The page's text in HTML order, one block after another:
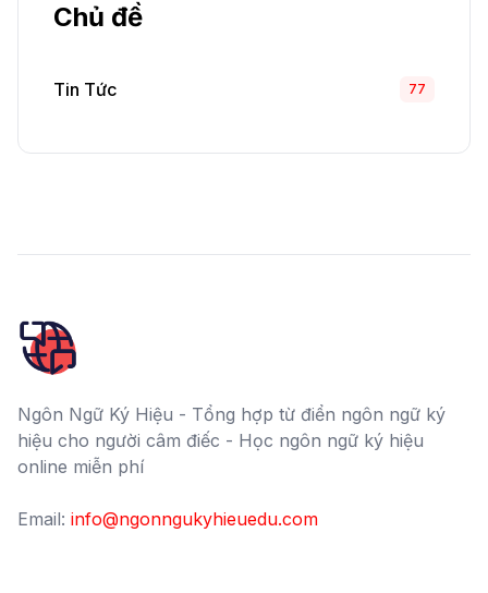
Chủ đề
Tin Tức 77
Ngôn Ngữ Ký Hiệu - Tổng hợp từ điển ngôn ngữ ký
hiệu cho người câm điếc - Học ngôn ngữ ký hiệu
online miễn phí
Email: info@ngonngukyhieuedu.com